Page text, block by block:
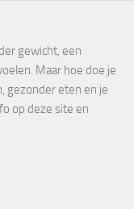
gewicht, een
Maar hoe doe je
gezonder eten en je
op deze site en